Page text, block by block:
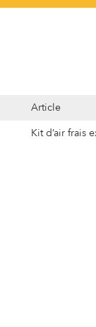
Article
Kit d’air frais